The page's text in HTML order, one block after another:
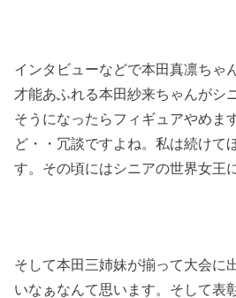
インタビューなどで本田真凛ちゃ
才能あふれる本田紗来ちゃんがシ
そうになったらフィギュアやめま
ど・・冗談ですよね。私は続けて
す。その頃にはシニアの世界女王
そして本田三姉妹が揃って大会に
いなぁなんて思います。そして表